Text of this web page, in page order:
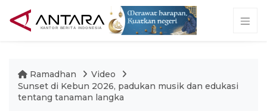
Ramadhan
Video
Sunset di Kebun 2026, padukan musik dan edukasi
tentang tanaman langka